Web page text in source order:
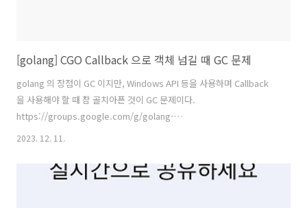
[golang] CGO Callback 으로 객체 넘길 때 GC 문제
golang 의 장점이 GC 이지만, Windows API 등을 사용하며 Callback
을 사용해야 할 때 참 골치아픈 것이 GC 문제이다.
https://groups.google.com/g/golang-
nuts/c/yNis7bQG_rY/m/yaJFoSx1hgIJ 위와 같은 논의들도 많고..
goNativeDone(void*); __attribute__((weak)) void*
thread_func(void* p) { for (int i=0; i
2023. 12. 11.